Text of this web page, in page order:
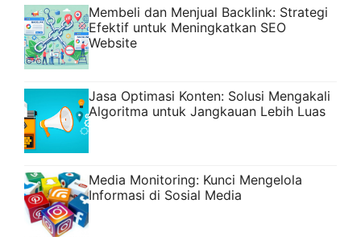
Membeli dan Menjual Backlink: Strategi
Efektif untuk Meningkatkan SEO
Website
Jasa Optimasi Konten: Solusi Mengakali
Algoritma untuk Jangkauan Lebih Luas
Media Monitoring: Kunci Mengelola
Informasi di Sosial Media